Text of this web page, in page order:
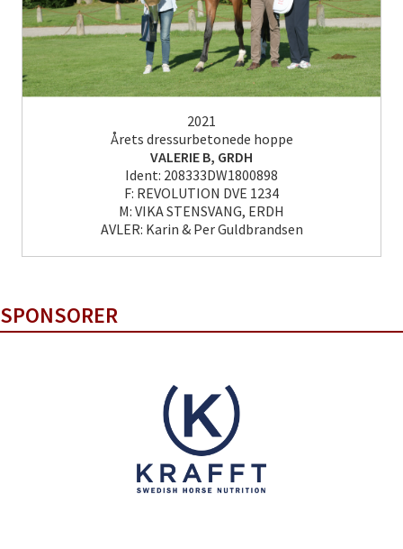
2021
Årets dressurbetonede hoppe
VALERIE B, GRDH
Ident: 208333DW1800898
F: REVOLUTION DVE 1234
M: VIKA STENSVANG, ERDH
AVLER: Karin & Per Guldbrandsen
SPONSORER